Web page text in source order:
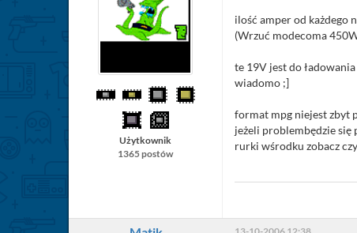
Użytkownik
1365 postów
ilość amper od każdego
(Wrzuć modecoma
te 19V jest do
wiadomo ;]
format mpg niejest zbyt
jeżeli problembędzie się
rurki wśrodku zobacz